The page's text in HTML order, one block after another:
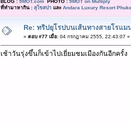
ที่ทำมาหากิน : สุโขสปา และ Andara Luxury Resort
Re: ทริปยุโรปบนเส้นทางสายโรแม
« ตอบ #77 เมื่อ:04 กรกฎาคม 2555, 22:43:07 »
เช้าวันรุ่งขึ้นก็เข้าไปเยี่ยมชมเมืองกันอีกครั้